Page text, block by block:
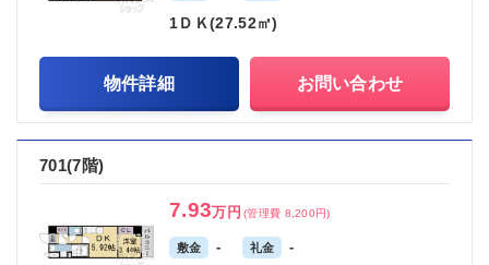
1ＤＫ(27.52㎡)
物件詳細 お問い合わせ
701(7階)
7.93万円 (管理費 8,200円)
敷金 - 礼金 -